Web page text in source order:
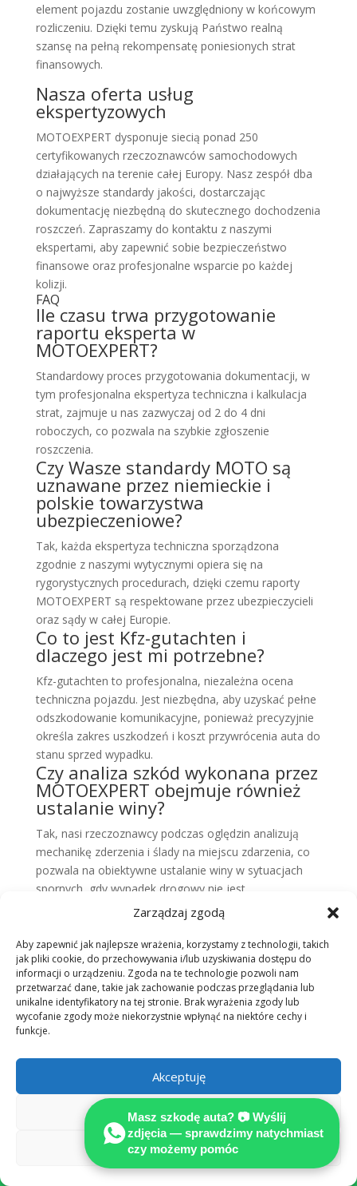
Zarządzaj zgodą
Aby zapewnić jak najlepsze wrażenia, korzystamy z technologii, takich
jak pliki cookie, do przechowywania i/lub uzyskiwania dostępu do
informacji o urządzeniu. Zgoda na te technologie pozwoli nam
przetwarzać dane, takie jak zachowanie podczas przeglądania lub
unikalne identyfikatory na tej stronie. Brak wyrażenia zgody lub
wycofanie zgody może niekorzystnie wpłynąć na niektóre cechy i
funkcje.
Akceptuję
Odmów
Zobacz preferencje
element pojazdu zostanie uwzględniony w końcowym
rozliczeniu. Dzięki temu zyskują Państwo realną
szansę na pełną rekompensatę poniesionych strat
finansowych.
Nasza oferta usług
ekspertyzowych
MOTOEXPERT dysponuje siecią ponad 250
certyfikowanych rzeczoznawców samochodowych
działających na terenie całej Europy. Nasz zespół dba
o najwyższe standardy jakości, dostarczając
dokumentację niezbędną do skutecznego dochodzenia
roszczeń. Zapraszamy do kontaktu z naszymi
ekspertami, aby zapewnić sobie bezpieczeństwo
finansowe oraz profesjonalne wsparcie po każdej
kolizji.
FAQ
Ile czasu trwa przygotowanie
raportu eksperta w
MOTOEXPERT?
Standardowy proces przygotowania dokumentacji, w
tym profesjonalna ekspertyza techniczna i kalkulacja
strat, zajmuje u nas zazwyczaj od 2 do 4 dni
roboczych, co pozwala na szybkie zgłoszenie
roszczenia.
Czy Wasze standardy MOTO są
uznawane przez niemieckie i
polskie towarzystwa
ubezpieczeniowe?
Tak, każda ekspertyza techniczna sporządzona
zgodnie z naszymi wytycznymi opiera się na
rygorystycznych procedurach, dzięki czemu raporty
MOTOEXPERT są respektowane przez ubezpieczycieli
oraz sądy w całej Europie.
Co to jest Kfz-gutachten i
dlaczego jest mi potrzebne?
Kfz-gutachten to profesjonalna, niezależna ocena
techniczna pojazdu. Jest niezbędna, aby uzyskać pełne
odszkodowanie komunikacyjne, ponieważ precyzyjnie
określa zakres uszkodzeń i koszt przywrócenia auta do
stanu sprzed wypadku.
Czy analiza szkód wykonana przez
MOTOEXPERT obejmuje również
ustalanie winy?
Tak, nasi rzeczoznawcy podczas oględzin analizują
mechanikę zderzenia i ślady na miejscu zdarzenia, co
pozwala na obiektywne ustalanie winy w sytuacjach
spornych, gdy wypadek drogowy nie jest
jednoznacznie oceniony przez policję.
Jakie dokumenty muszę
przygotować, aby otrzymać
rzetelne odszkodowanie po
wypadku?
Niezbędny będzie dowód rejestracyjny, historia
serwisowa pojazdu oraz zdjęcia z miejsca, w którym
nastąpił wypadek drogowy. Kompletna kalkulacja strat
wymaga pełnych danych o pojeździe i przebiegu
Czy niezależna ekspertyza
techniczna pomoże mi, jeśli
ubezpieczyciel orzekł szkodę
całkowitą?
Zdecydowanie tak. Profesjonalny raport eksperta

Masz szkodę auta? 📷 Wyślij
zdjęcia — sprawdzimy natychmiast
czy możemy pomóc